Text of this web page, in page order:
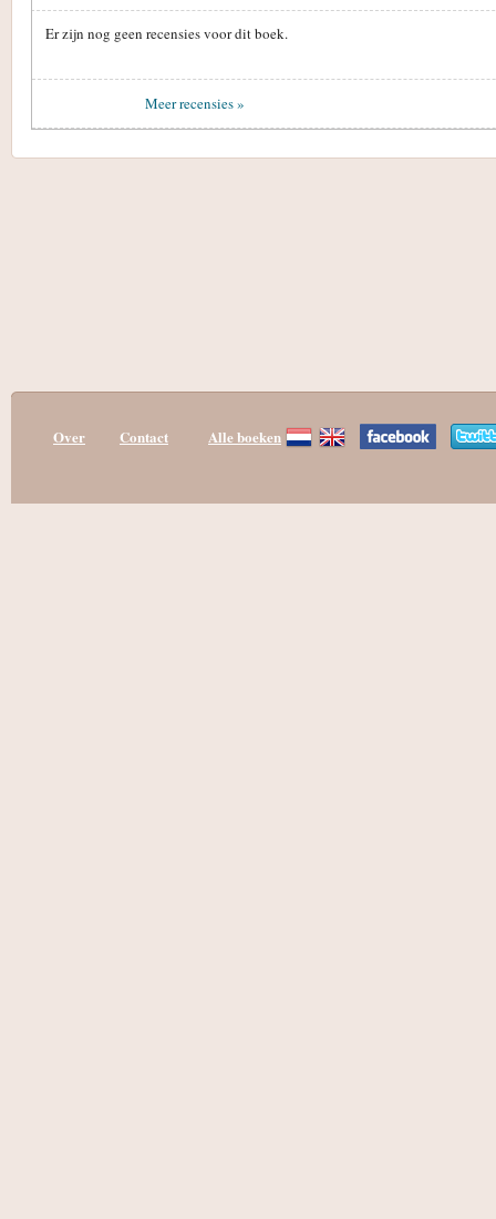
Er zijn nog geen recensies voor dit boek.
Meer recensies »
Over Contact Alle boeken